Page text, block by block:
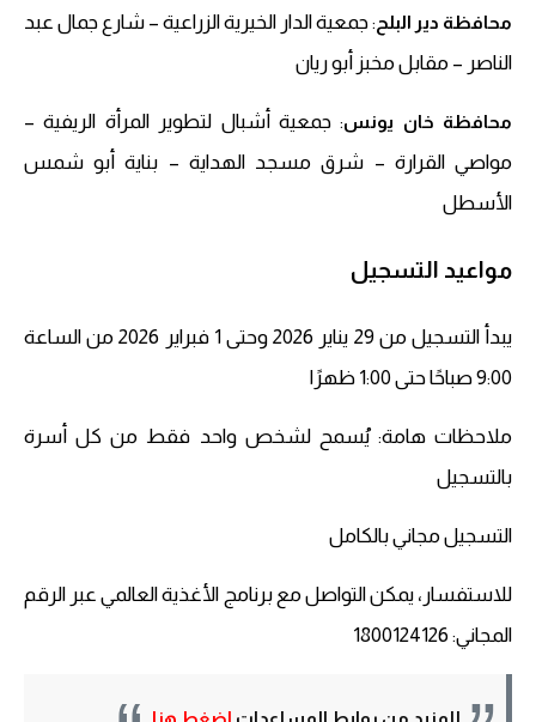
محافظة دير البلح : جمعية الدار الخيرية الزراعية – شارع جمال عبد
الناصر – مقابل مخبز أبو ريان
محافظة خان يونس: جمعية أشبال لتطوير المرأة الريفية –
مواصي القرارة – شرق مسجد الهداية – بناية أبو شمس
الأسطل
مواعيد التسجيل
يبدأ التسجيل من 29 يناير 2026 وحتى 1 فبراير 2026 من الساعة
9:00 صباحًا حتى 1:00 ظهرًا
ملاحظات هامة: يُسمح لشخص واحد فقط من كل أسرة
بالتسجيل
التسجيل مجاني بالكامل
للاستفسار، يمكن التواصل مع برنامج الأغذية العالمي عبر الرقم
المجاني: 1800124126
للمزيد من روابط المساعدات اضغط هنا